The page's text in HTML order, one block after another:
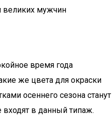
великих мужчин
время года
же цвета для окраски
осеннего сезона станут
входят в данный типаж.